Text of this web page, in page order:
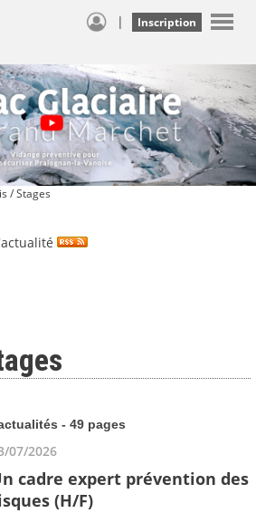
| Inscription
/ Stages
- 49 pages
07/2026
cadre expert prévention des
(H/F)